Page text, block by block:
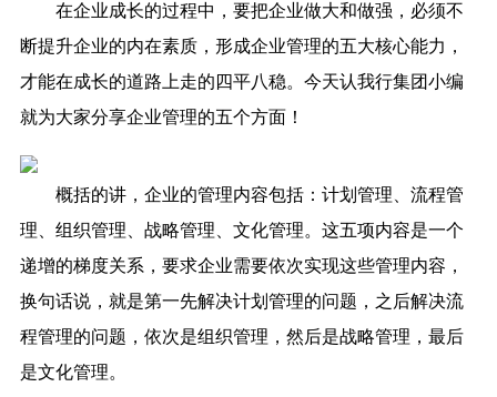
在企业成长的过程中，要把企业做大和做强，必须不
断提升企业的内在素质，形成企业管理的五大核心能力，
才能在成长的道路上走的四平八稳。今天认我行集团小编
就为大家分享企业管理的五个方面！
概括的讲，企业的管理内容包括： 计划管理、流程管
理、组织管理、战略管理、文化管理。 这五项内容是一个
递增的梯度关系，要求企业需要依次实现这些管理内容，
换句话说，就是第一先解决计划管理的问题，之后解决流
程管理的问题，依次是组织管理，然后是战略管理，最后
是文化管理。